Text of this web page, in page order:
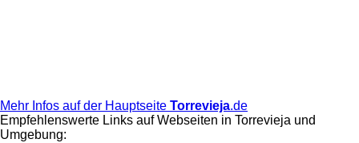
Mehr Infos auf der Hauptseite Torrevieja.de
Empfehlenswerte Links auf Webseiten in Torrevieja und
Umgebung: